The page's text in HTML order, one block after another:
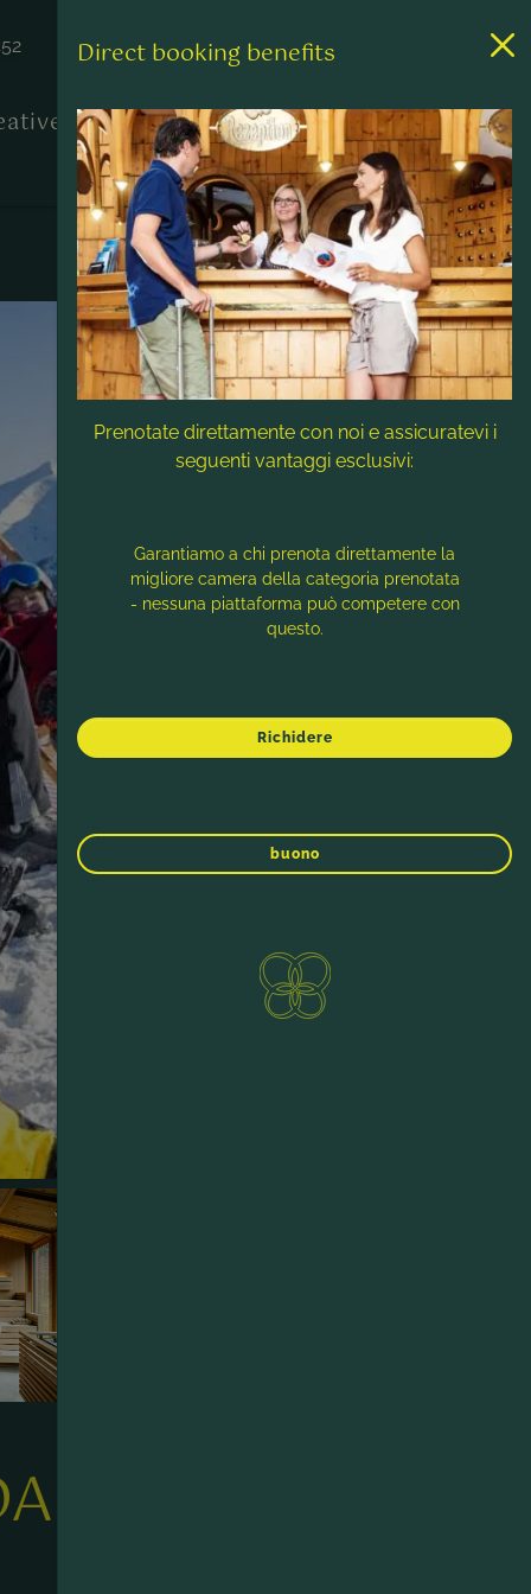
Contatto & Assistenza
E
Direct booking benefits
Prenotate direttamente con noi e assicuratevi i
seguenti vantaggi esclusivi:
Garantiamo a chi prenota direttamente la
migliore camera della categoria prenotata
- nessuna piattaforma può competere con
questo.
Richidere
buono